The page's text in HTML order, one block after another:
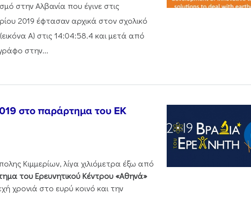
στην Αλβανία που έγινε στις
2019 έφτασαν αρχικά στον σχολικό
Α) στις 14:04:58.4 και μετά από
στην...
στο παράρτημα του ΕΚ
Κιμμερίων, λίγα χιλιόμετρα έξω από
του Ερευνητικού Κέντρου «Αθηνά»
χρονιά στο ευρύ κοινό και την